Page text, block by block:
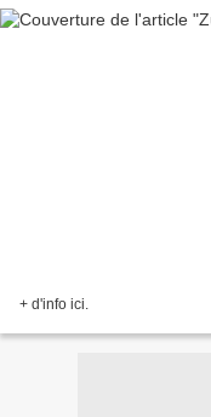
+ d'info ici.